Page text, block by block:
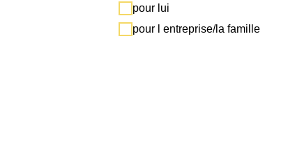
pour lui
pour l entreprise/la famille